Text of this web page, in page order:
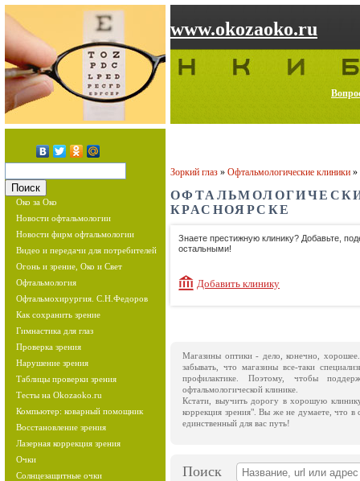
www.okozaoko.ru
Око за Око
Новости офтальмологии
Новости фирм офтальмологии
Видео и передачи для потребителей
Огонь и зрение, Око и Свет
Офтальмология
Офтальмохирургия. С.Н.Федоров
Как сохранить зрение
Гимнастика для глаз
Проверка зрения
Нарушение зрения
Таблицы проверки зрения
Тесты на Okozaoko.ru
Компьютер: коварный помощник
Восстановление зрения
Лазерная коррекция зрения
Очки
Солнцезащитные очки
Зоркий глаз » Офтальмологические клиники »
КРАСНОЯРСКЕ
Знаете престижную клинику? Добавьте,
остальными!
Добавить клинику
Магазины оптики - дело, конечно,
забывать, что магазины все-таки
профилактике. Поэтому, чтобы
офтальмологической клинике.
Кстати, выучить дорогу в хорошую
коррекция зрения". Вы же не думаете, что в
единственный для вас путь!
Поиск